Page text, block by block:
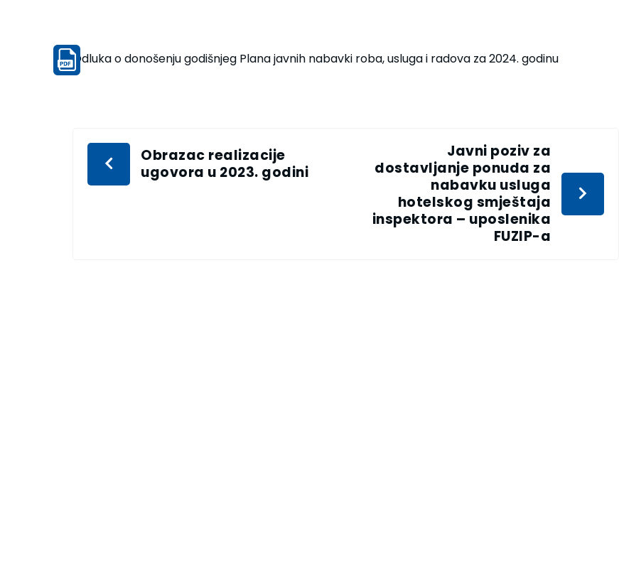
Odluka o donošenju godišnjeg Plana javnih nabavki roba, usluga i radova za 2024. godinu
Obrazac realizacije
ugovora u 2023. godini
Javni poziv za
dostavljanje ponuda za
nabavku usluga
hotelskog smještaja
inspektora – uposlenika
FUZIP-a